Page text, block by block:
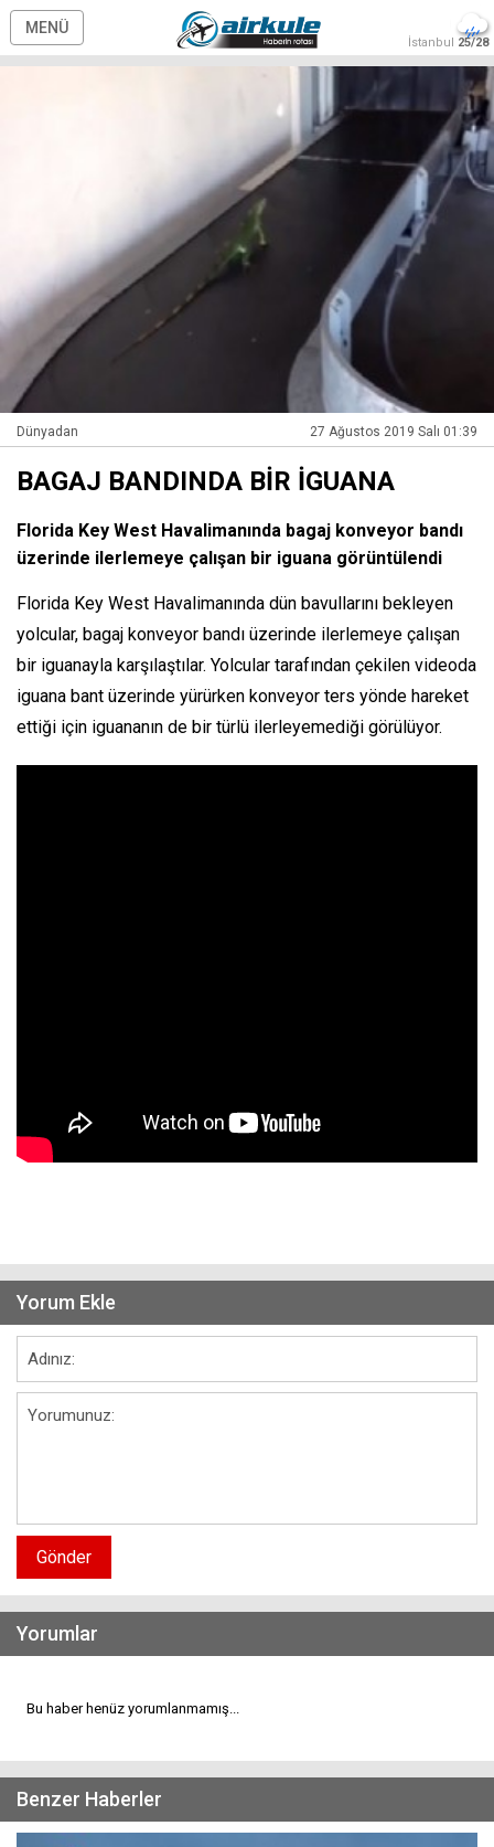
MENÜ
İstanbul 25/28
Dünyadan 27 Ağustos 2019 Salı 01:39
BAGAJ BANDINDA BİR İGUANA
Florida Key West Havalimanında bagaj konveyor bandı
üzerinde ilerlemeye çalışan bir iguana görüntülendi
Florida Key West Havalimanında dün bavullarını bekleyen
yolcular, bagaj konveyor bandı üzerinde ilerlemeye çalışan
bir iguanayla karşılaştılar. Yolcular tarafından çekilen videoda
iguana bant üzerinde yürürken konveyor ters yönde hareket
ettiği için iguananın de bir türlü ilerleyemediği görülüyor.
Yorum Ekle
Gönder
Yorumlar
Bu haber henüz yorumlanmamış...
Benzer Haberler